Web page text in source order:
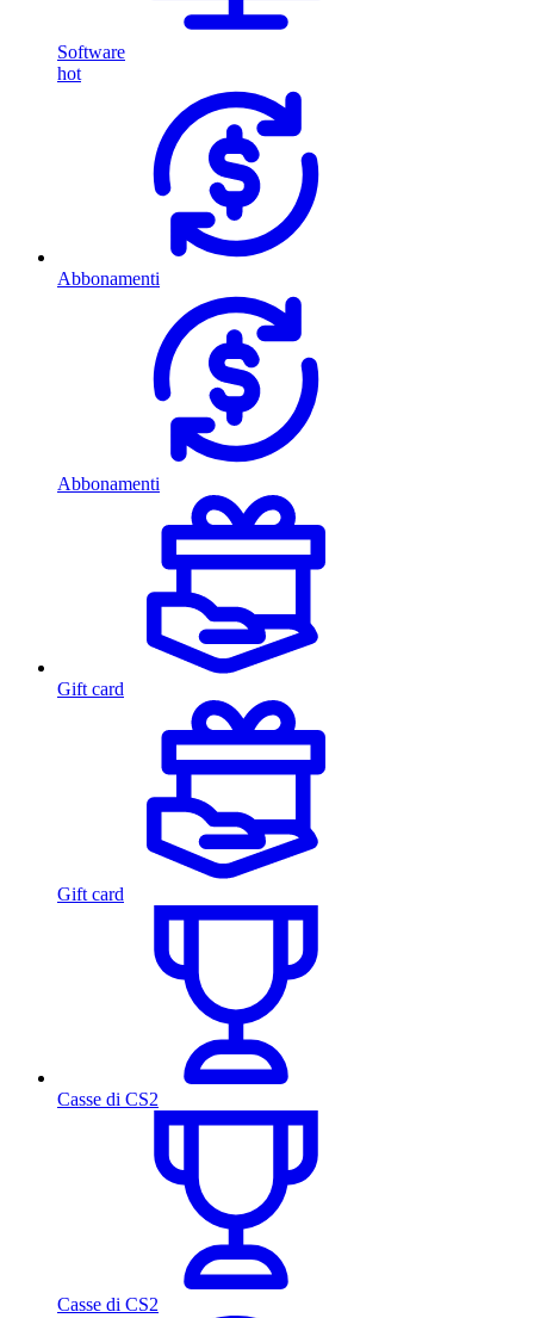
Software
hot
Abbonamenti
Abbonamenti
Gift card
Gift card
Casse di CS2
Casse di CS2